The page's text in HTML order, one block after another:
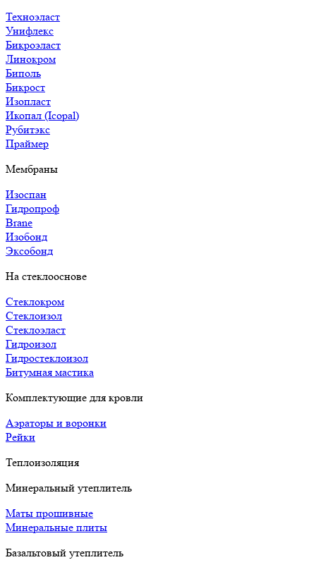
Техноэласт
Унифлекс
Бикроэласт
Линокром
Биполь
Бикрост
Изопласт
Икопал (Icopal)
Рубитэкс
Праймер
Мембраны
Изоспан
Гидропроф
Brane
Изобонд
Эксобонд
На стеклооснове
Стеклокром
Стеклоизол
Стеклоэласт
Гидроизол
Гидростеклоизол
Битумная мастика
Комплектующие для кровли
Аэраторы и воронки
Рейки
Теплоизоляция
Минеральный утеплитель
Маты прошивные
Минеральные плиты
Базальтовый утеплитель